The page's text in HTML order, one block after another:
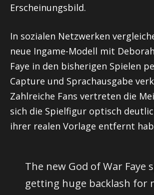
Erscheinungsbild.
In sozialen Netzwerken
neue Ingame-Modell mit
Faye in den bisherigen Spielen
Capture und Sprachausgabe
Zahlreiche Fans vertreten die
sich die Spielfigur optisch
ihrer realen Vorlage entfernt
The new God of War Faye
getting huge backlash for